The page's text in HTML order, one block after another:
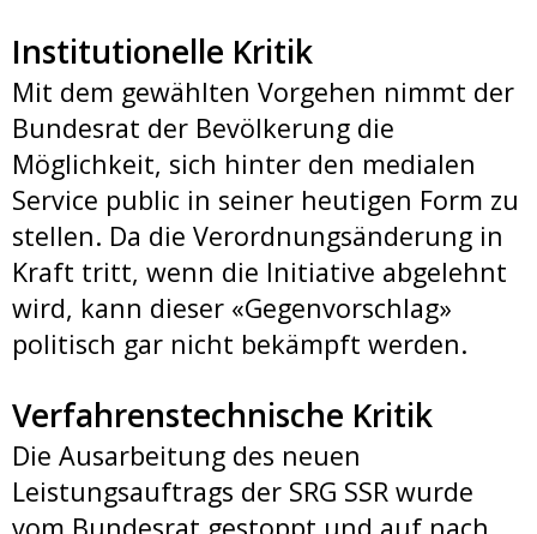
Institutionelle Kritik
Mit dem gewählten Vorgehen nimmt der
Bundesrat der Bevölkerung die
Möglichkeit, sich hinter den medialen
Service public in seiner heutigen Form zu
stellen. Da die Verordnungsänderung in
Kraft tritt, wenn die Initiative abgelehnt
wird, kann dieser «Gegenvorschlag»
politisch gar nicht bekämpft werden.
Verfahrenstechnische Kritik
Die Ausarbeitung des neuen
Leistungsauftrags der SRG SSR wurde